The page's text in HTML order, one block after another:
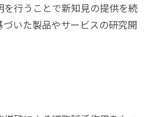
行うことで新知見の提供を続
いた製品やサービスの研究開